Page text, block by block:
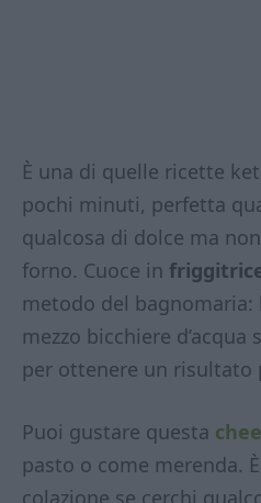
È una di quelle ricette
pochi minuti, perfetta
qualcosa di dolce ma
forno. Cuoce in
metodo del bagnomaria:
mezzo bicchiere
per ottenere un risultato
Puoi gustare questa
pasto o come merenda.